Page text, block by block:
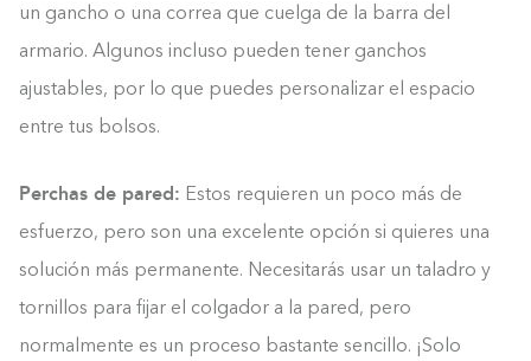
un gancho o una correa que cuelga de la barra del
armario. Algunos incluso pueden tener ganchos
ajustables, por lo que puedes personalizar el espacio
entre tus bolsos.
Perchas de pared: Estos requieren un poco más de
esfuerzo, pero son una excelente opción si quieres una
solución más permanente. Necesitarás usar un taladro y
tornillos para fijar el colgador a la pared, pero
normalmente es un proceso bastante sencillo. ¡Solo
Construyendo el